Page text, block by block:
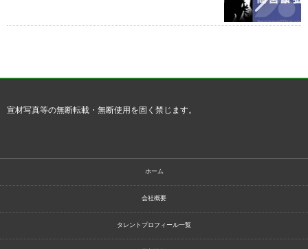
宣材写真等の無断転載・無断使用を固く禁じます。
ホーム
会社概要
タレントプロフィール一覧